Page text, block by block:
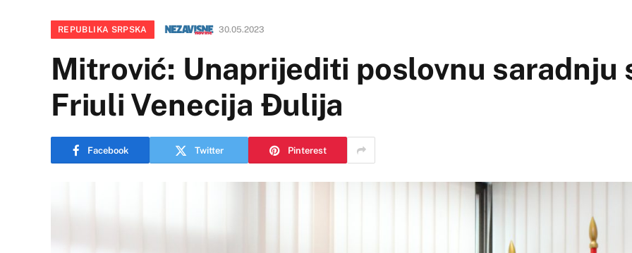
REPUBLIKA SRPSKA 30.05.2023
Mitrović: Unaprijediti poslovnu saradnju
Friuli Venecija Đulija
Facebook Twitter Pinterest